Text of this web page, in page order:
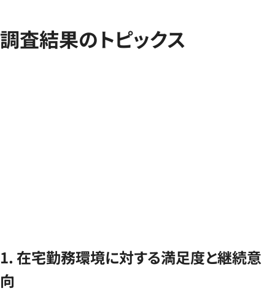
調査結果のトピックス
1. 在宅勤務環境に対する満足度と継続意
向